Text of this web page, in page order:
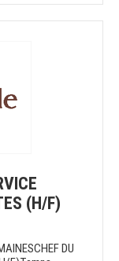
(H/F)
DU